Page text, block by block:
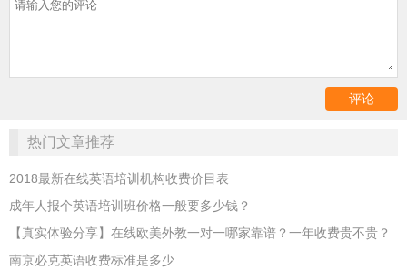
热门文章推荐
2018最新在线英语培训机构收费价目表
成年人报个英语培训班价格一般要多少钱？
【真实体验分享】在线欧美外教一对一哪家靠谱？一年收费贵不贵？
南京必克英语收费标准是多少